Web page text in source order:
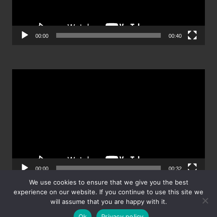
00:00 00:40
00:00 00:32
We use cookies to ensure that we give you the best
experience on our website. If you continue to use this site we
will assume that you are happy with it.